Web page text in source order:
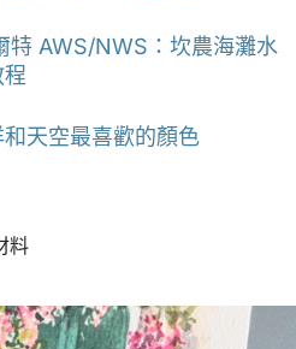
特 AWS/NWS：坎農海灘水
天空最喜歡的顏色
料